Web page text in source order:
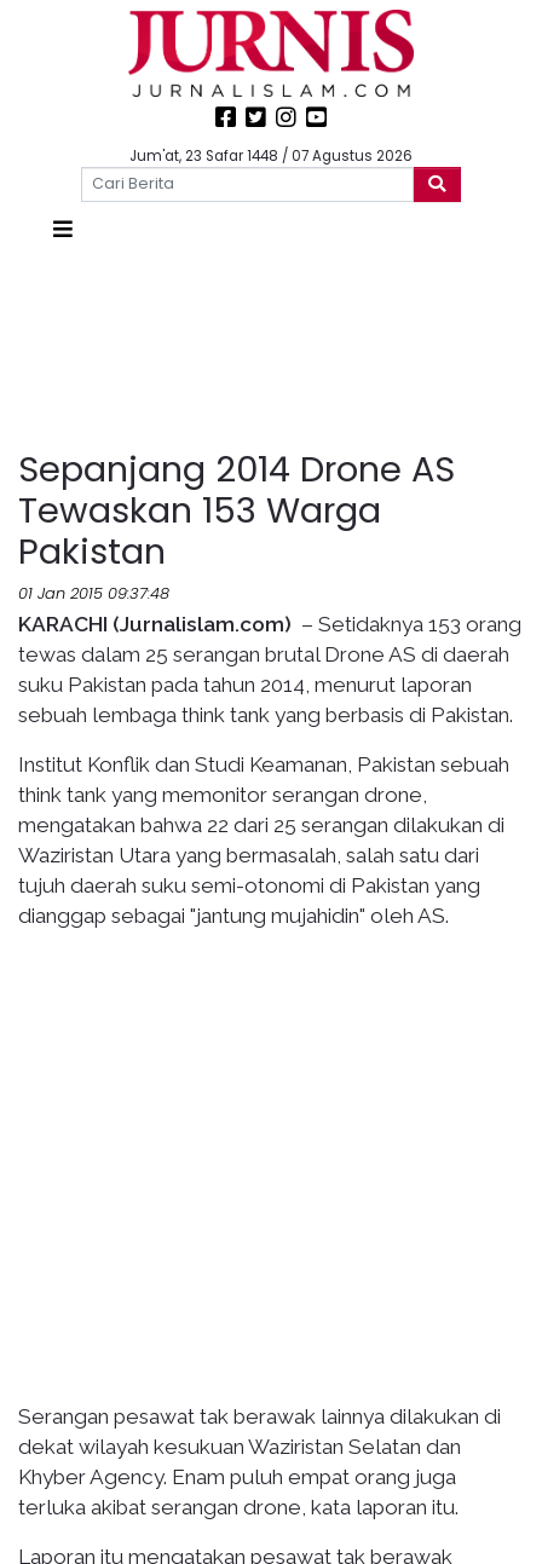
Jum'at, 23 Safar 1448 / 07 Agustus 2026
Sepanjang 2014 Drone AS
Tewaskan 153 Warga
Pakistan
01 Jan 2015 09:37:48
KARACHI (Jurnalislam.com) – Setidaknya 153 orang
tewas dalam 25 serangan brutal Drone AS di daerah
suku Pakistan pada tahun 2014, menurut laporan
sebuah lembaga think tank yang berbasis di Pakistan.
Institut Konflik dan Studi Keamanan, Pakistan sebuah
think tank yang memonitor serangan drone,
mengatakan bahwa 22 dari 25 serangan dilakukan di
Waziristan Utara yang bermasalah, salah satu dari
tujuh daerah suku semi-otonomi di Pakistan yang
dianggap sebagai "jantung mujahidin" oleh AS.
Serangan pesawat tak berawak lainnya dilakukan di
dekat wilayah kesukuan Waziristan Selatan dan
Khyber Agency. Enam puluh empat orang juga
terluka akibat serangan drone, kata laporan itu.
Laporan itu mengatakan pesawat tak berawak